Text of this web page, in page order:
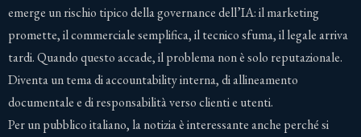
emerge un rischio tipico della governance dell’IA: il marketing
promette, il commerciale semplifica, il tecnico sfuma, il legale arriva
tardi. Quando questo accade, il problema non è solo reputazionale.
Diventa un tema di accountability interna, di allineamento
documentale e di responsabilità verso clienti e utenti.
Per un pubblico italiano, la notizia è interessante anche perché si